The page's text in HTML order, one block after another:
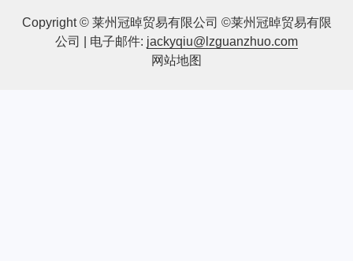
Copyright © 莱州冠晫贸易有限公司 ©莱州冠晫贸易有限
公司 | 电子邮件: jackyqiu@lzguanzhuo.com
网站地图